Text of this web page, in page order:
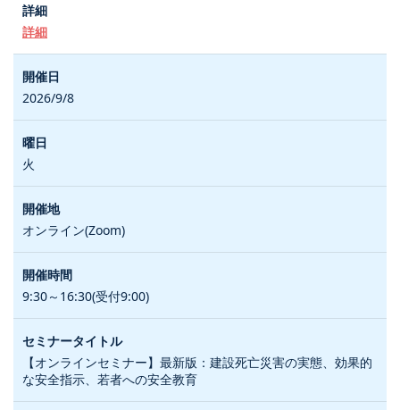
詳細
2026/9/8
火
オンライン(Zoom)
9:30～16:30(受付9:00)
【オンラインセミナー】最新版：建設死亡災害の実態、効果的
な安全指示、若者への安全教育